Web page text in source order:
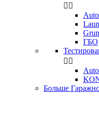
 
ГБО
 
Больше